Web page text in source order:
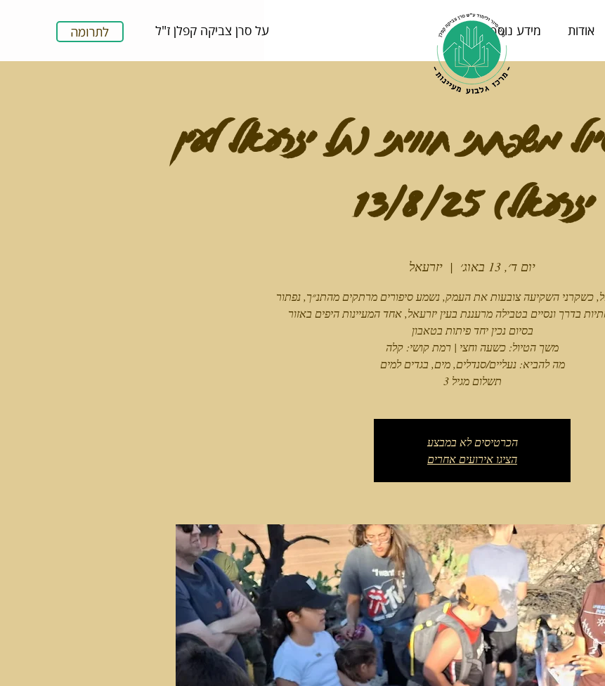
לתרומה על סרן צביקה קפלן ז"ל אודות מידע נוסף
משפחתי חוויתי (תל יזרעאל לעין
יזרעאל) 13/8/25
יום ד׳, 13 באוג׳
  |
יזרעאל
כשקרני השקיעה צובעות את העמק, נשמע סיפורים מרתקים מהתנ״ך, נפתור
תשלום מגיל 3
הכרטיסים לא במבצע
הציגו אירועים אחרים